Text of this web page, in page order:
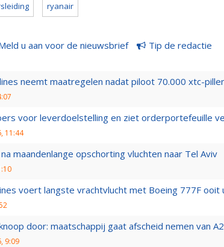
ryanair
u aan voor de nieuwsbrief Tip de redactie
neemt maatregelen nadat piloot 70.000 xtc-
voor leverdoelstelling en ziet orderportefeuille
11:44
maandenlange opschorting vluchten naar Tel Aviv
voert langste vrachtvlucht met Boeing 777F ooit
door: maatschappij gaat afscheid nemen van
9:09